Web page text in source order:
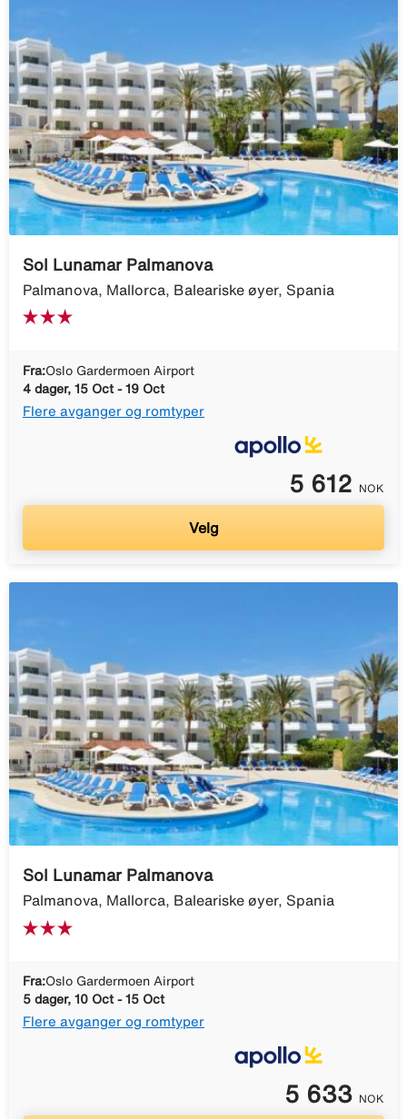
Sol Lunamar Palmanova
Palmanova, Mallorca, Baleariske øyer, Spania
Fra:Oslo Gardermoen Airport
4 dager, 15 Oct - 19 Oct
Flere avganger og romtyper
5 612 NOK
Velg
Sol Lunamar Palmanova
Palmanova, Mallorca, Baleariske øyer, Spania
Fra:Oslo Gardermoen Airport
5 dager, 10 Oct - 15 Oct
Flere avganger og romtyper
5 633 NOK